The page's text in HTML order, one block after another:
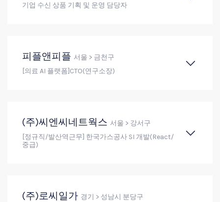
기업 수신 상품 기획 및 운영 담당자
피플앤피플 서울 > 금천구
[의료 AI 플랫폼]CTO(연구소장)
(주)씨엔씨네트웍스 서울 > 강서구
[정규직/발산역근무] 한국가스공사 SI 개발(React/
중급)
(주)로씨일가 경기 > 성남시 분당구